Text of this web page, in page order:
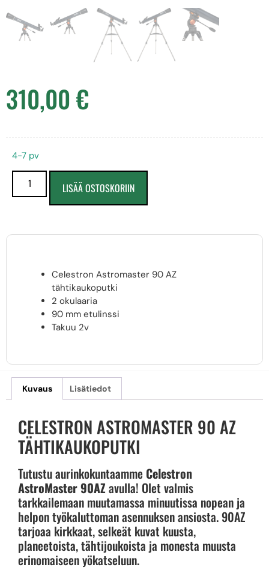
310,00€
4-7 pv
LISÄÄ OSTOSKORIIN
Celestron Astromaster 90 AZ
tähtikaukoputki
2 okulaaria
90 mm etulinssi
Takuu 2v
Kuvaus Lisätiedot
CELESTRON ASTROMASTER 90 AZ
TÄHTIKAUKOPUTKI
Tutustu aurinkokuntaamme Celestron
AstroMaster 90AZ avulla! Olet valmis
tarkkailemaan muutamassa minuutissa nopean ja
helpon työkaluttoman asennuksen ansiosta. 90AZ
tarjoaa kirkkaat, selkeät kuvat kuusta,
planeetoista, tähtijoukoista ja monesta muusta
erinomaiseen yökatseluun.